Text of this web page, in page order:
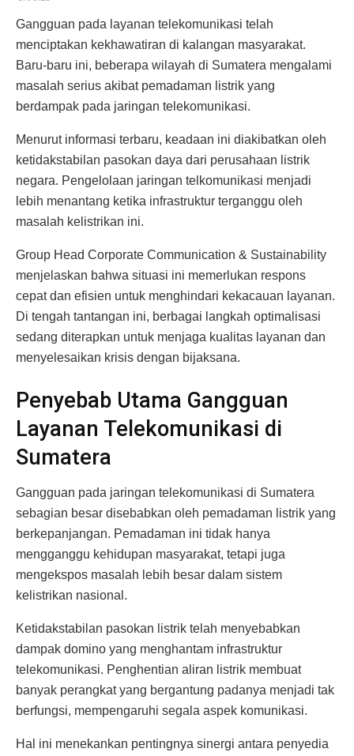
Gangguan pada layanan telekomunikasi telah
menciptakan kekhawatiran di kalangan masyarakat.
Baru-baru ini, beberapa wilayah di Sumatera mengalami
masalah serius akibat pemadaman listrik yang
berdampak pada jaringan telekomunikasi.
Menurut informasi terbaru, keadaan ini diakibatkan oleh
ketidakstabilan pasokan daya dari perusahaan listrik
negara. Pengelolaan jaringan telkomunikasi menjadi
lebih menantang ketika infrastruktur terganggu oleh
masalah kelistrikan ini.
Group Head Corporate Communication & Sustainability
menjelaskan bahwa situasi ini memerlukan respons
cepat dan efisien untuk menghindari kekacauan layanan.
Di tengah tantangan ini, berbagai langkah optimalisasi
sedang diterapkan untuk menjaga kualitas layanan dan
menyelesaikan krisis dengan bijaksana.
Penyebab Utama Gangguan
Layanan Telekomunikasi di
Sumatera
Gangguan pada jaringan telekomunikasi di Sumatera
sebagian besar disebabkan oleh pemadaman listrik yang
berkepanjangan. Pemadaman ini tidak hanya
mengganggu kehidupan masyarakat, tetapi juga
mengekspos masalah lebih besar dalam sistem
kelistrikan nasional.
Ketidakstabilan pasokan listrik telah menyebabkan
dampak domino yang menghantam infrastruktur
telekomunikasi. Penghentian aliran listrik membuat
banyak perangkat yang bergantung padanya menjadi tak
berfungsi, mempengaruhi segala aspek komunikasi.
Hal ini menekankan pentingnya sinergi antara penyedia